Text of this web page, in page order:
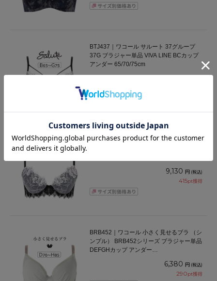
BTJ437｜ワコール サルート 37グループ
37G ブラジャー単品 VIVA LINE BCカップ
アンダー 65/70/75cm
BTJ737｜ワコール サルート 37グループ
9,130 円 (税込)
415pt獲得
BRB452｜ワコール 小さく見せるブラ （シ
ンプル） BRB452シリーズ ブラジャー単品
DEFGHカップ アンダー
6,380 円 (税込)
290pt獲得